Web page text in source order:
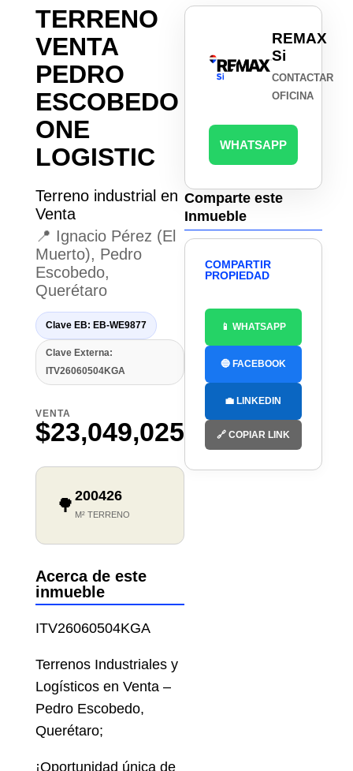
TERRENO
VENTA
PEDRO
ESCOBEDO
ONE
LOGISTIC
Terreno industrial en
Venta
📍 Ignacio Pérez (El
Muerto), Pedro
Escobedo,
Querétaro
Clave EB: EB-WE9877
Clave Externa:
ITV26060504KGA
VENTA
$23,049,025
🌳 200426
M² TERRENO
Acerca de este
inmueble
ITV26060504KGA
Terrenos Industriales y
Logísticos en Venta –
Pedro Escobedo,
Querétaro;
¡Oportunidad única de
REMAX
Si
CONTACTAR
OFICINA
WHATSAPP
Comparte este
Inmueble
COMPARTIR
PROPIEDAD
📱 WHATSAPP
🔵 FACEBOOK
💼 LINKEDIN
🔗 COPIAR LINK